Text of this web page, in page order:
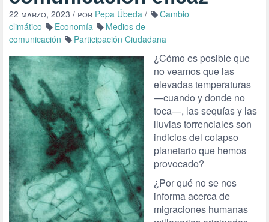
22 marzo, 2023 / por Pepa Úbeda /
Cambio
climático
Economía
Medios de
comunicación
Participación Ciudadana
¿Cómo es posible que
no veamos que las
elevadas temperaturas
—cuando y donde no
toca—, las sequías y las
lluvias torrenciales son
indicios del colapso
planetario que hemos
provocado?
¿Por qué no se nos
informa acerca de
migraciones humanas